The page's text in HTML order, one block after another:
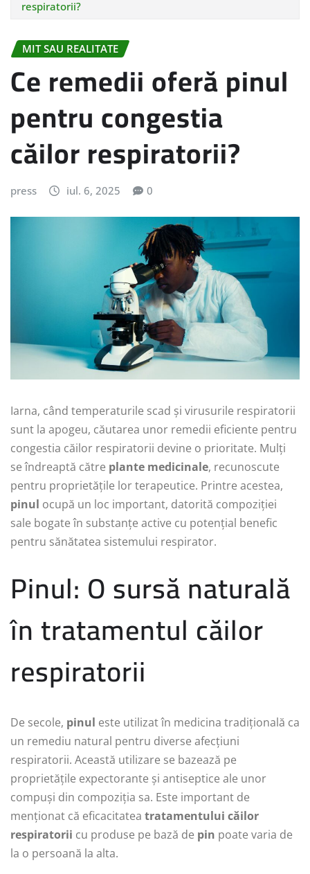
respiratorii?
MIT SAU REALITATE
Ce remedii oferă pinul
pentru congestia
căilor respiratorii?
press iul. 6, 2025 0
Iarna, când temperaturile scad și virusurile respiratorii
sunt la apogeu, căutarea unor remedii eficiente pentru
congestia căilor respiratorii devine o prioritate. Mulți
se îndreaptă către plante medicinale, recunoscute
pentru proprietățile lor terapeutice. Printre acestea,
pinul ocupă un loc important, datorită compoziției
sale bogate în substanțe active cu potențial benefic
pentru sănătatea sistemului respirator.
Pinul: O sursă naturală
în tratamentul căilor
respiratorii
De secole, pinul este utilizat în medicina tradițională ca
un remediu natural pentru diverse afecțiuni
respiratorii. Această utilizare se bazează pe
proprietățile expectorante și antiseptice ale unor
compuși din compoziția sa. Este important de
menționat că eficacitatea tratamentului căilor
respiratorii cu produse pe bază de pin poate varia de
la o persoană la alta.